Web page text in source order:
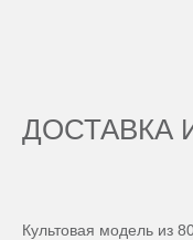
ДОСТАВКА
Культовая модель из